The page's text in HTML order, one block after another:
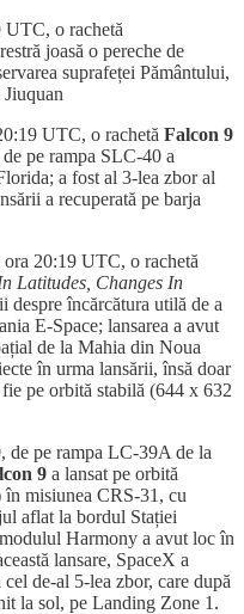
UTC, o rachetă
joasă o pereche de
suprafeței Pământului,
UTC, o rachetă Falcon 9
pe rampa SLC-40 a
a fost al 3-lea zbor al
a recuperată pe barja
20:19 UTC, o rachetă
Latitudes, Changes In
despre încărcătura utilă de a
E-Space; lansarea a avut
de la Mahia din Noua
în urma lansării, însă doar
pe orbită stabilă (644 x 632
de pe rampa LC-39A de la
9 a lansat pe orbită
în misiunea CRS-31, cu
aflat la bordul Stației
Harmony a avut loc în
lansare, SpaceX a
de-al 5-lea zbor, care după
la sol, pe Landing Zone 1.